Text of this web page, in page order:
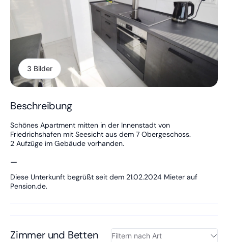
3 Bilder
Beschreibung
Schönes Apartment mitten in der Innenstadt von
Friedrichshafen mit Seesicht aus dem 7 Obergeschoss.
2 Aufzüge im Gebäude vorhanden.
—
Diese Unterkunft begrüßt seit dem 21.02.2024 Mieter auf
Pension.de.
Zimmer und Betten